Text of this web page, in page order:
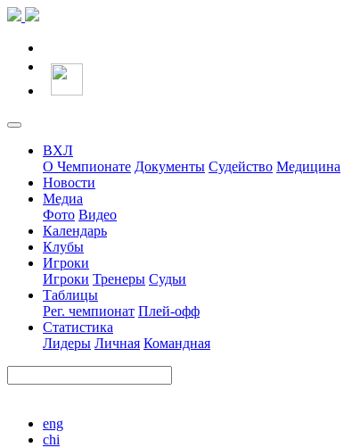
ВХЛ
О Чемпионате Документы Судейство Медицина
Новости
Медиа
Фото Видео
Календарь
Клубы
Игроки
Игроки Тренеры Судьи
Таблицы
Рег. чемпионат Плей-офф
Статистика
Лидеры Личная Командная
eng
chi